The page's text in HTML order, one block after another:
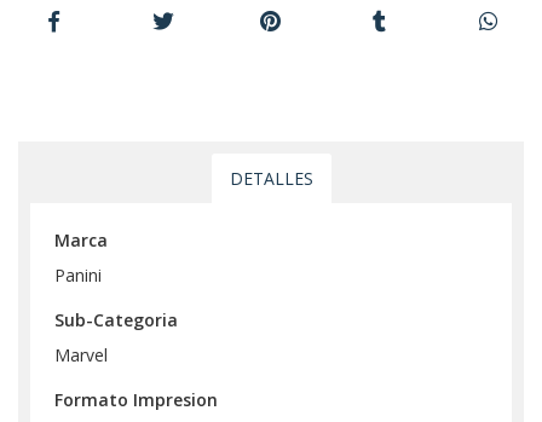
DETALLES
Marca
Panini
Sub-Categoria
Marvel
Formato Impresion